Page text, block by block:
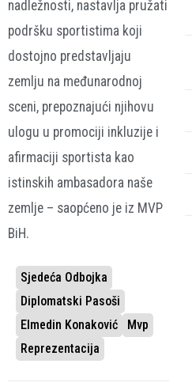
nadležnosti, nastavlja pružati
podršku sportistima koji
dostojno predstavljaju
zemlju na međunarodnoj
sceni, prepoznajući njihovu
ulogu u promociji inkluzije i
afirmaciji sportista kao
istinskih ambasadora naše
zemlje – saopćeno je iz MVP
BiH.
Sjedeća Odbojka
Diplomatski Pasoši
Elmedin Konaković
Mvp
Reprezentacija